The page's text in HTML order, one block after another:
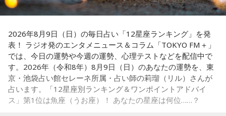
【6位】乙女座（おとめ座）
人付き合いが好調で、楽しいことが広がっていくような運気
です。今日は色々な人と積極的にコミュニケーションをとっ
ていきましょう。
【7位】牡羊座（おひつじ座）
マイペースに過ごせると良い日です。今日は部屋の片付けを
したり、書類の整理をしたり、身の回りの整理を心掛けて過
ごしてみましょう。
2026年8月9日（日）の毎日占い「12星座ランキング」を発
表！ ラジオ発のエンタメニュース＆コラム「TOKYO FM＋」
では、今日の運勢や今週の運勢、心理テストなどを配信中で
す。2026年（令和8年）8月9日（日）のあなたの運勢を、東
京・池袋占い館セレーネ所属・占い師の莉瑠（リル）さんが
占います。「12星座別ランキング＆ワンポイントアドバイ
ス」第1位は魚座（うお座）！ あなたの星座は何位……？